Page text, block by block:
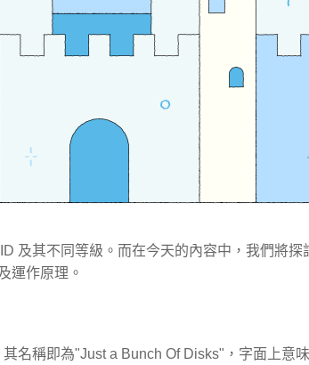
及其不同等級。而在今天的內容中，我們將探
運作原理。
名稱即為"Just a Bunch Of Disks"，字面上意